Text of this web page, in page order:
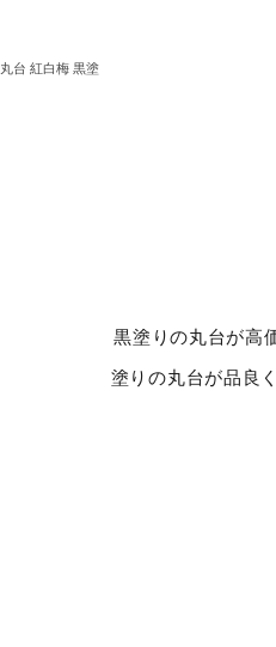
丸台 紅白梅 黒塗
黒塗りの丸台が高
塗りの丸台が品良